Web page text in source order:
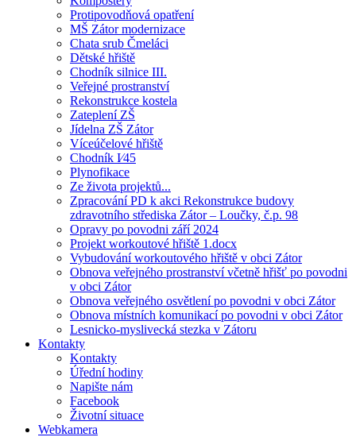
Protipovodňová opatření
MŠ Zátor modernizace
Chata srub Čmeláci
Dětské hřiště
Chodník silnice III.
Veřejné prostranství
Rekonstrukce kostela
Zateplení ZŠ
Jídelna ZŠ Zátor
Víceúčelové hřiště
Chodník I⁄45
Plynofikace
Ze života projektů...
Zpracování PD k akci Rekonstrukce budovy
zdravotního střediska Zátor – Loučky, č.p. 98
Opravy po povodni září 2024
Projekt workoutové hřiště 1.docx
Vybudování workoutového hřiště v obci Zátor
Obnova veřejného prostranství včetně hřišť po povodni
v obci Zátor
Obnova veřejného osvětlení po povodni v obci Zátor
Obnova místních komunikací po povodni v obci Zátor
Lesnicko-myslivecká stezka v Zátoru
Kontakty
Kontakty
Úřední hodiny
Napište nám
Facebook
Životní situace
Webkamera